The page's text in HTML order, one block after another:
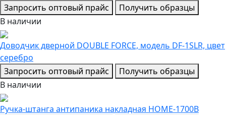
Запросить оптовый прайс
Получить образцы
В наличии
Доводчик дверной DOUBLE FORCE, модель DF-1SLR, цвет
серебро
Запросить оптовый прайс
Получить образцы
В наличии
Ручка-штанга антипаника накладная НОМЕ-1700В